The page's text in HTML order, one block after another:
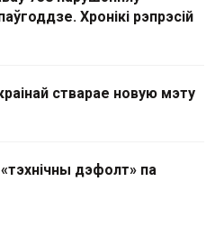
Хронікі рэпрэсій
стварае новую мэту
дэфолт» па